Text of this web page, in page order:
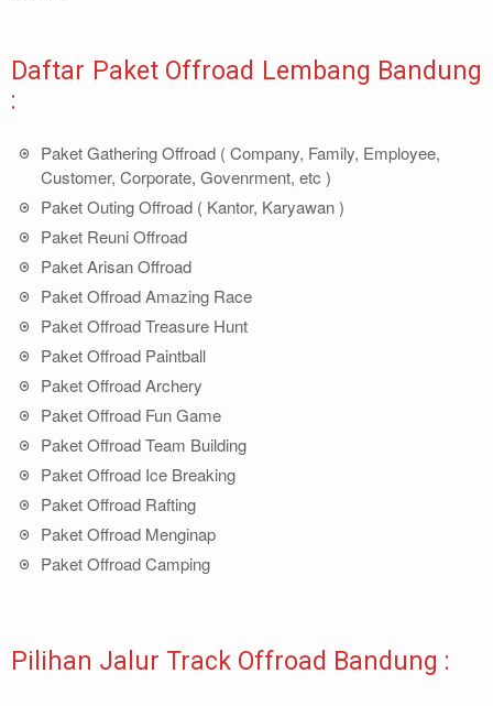
Daftar Paket Offroad Lembang Bandung
:
Paket Gathering Offroad ( Company, Family, Employee,
Customer, Corporate, Govenrment, etc )
Paket Outing Offroad ( Kantor, Karyawan )
Paket Reuni Offroad
Paket Arisan Offroad
Paket Offroad Amazing Race
Paket Offroad Treasure Hunt
Paket Offroad Paintball
Paket Offroad Archery
Paket Offroad Fun Game
Paket Offroad Team Building
Paket Offroad Ice Breaking
Paket Offroad Rafting
Paket Offroad Menginap
Paket Offroad Camping
Pilihan Jalur Track Offroad Bandung :